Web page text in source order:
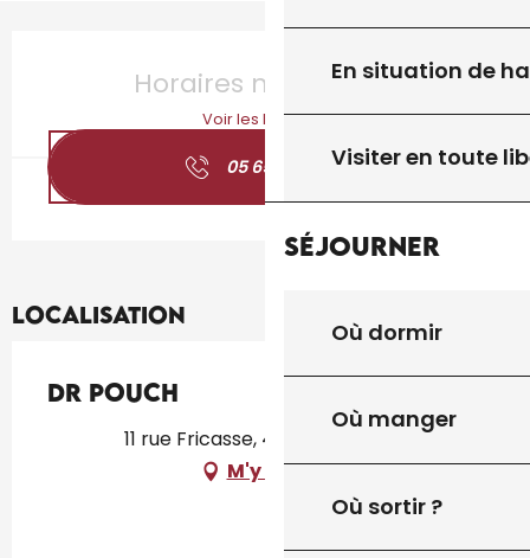
En situation de
Visiter en toute
Séjourner
Où dormir
Où manger
Où sortir ?
Horaires non définis
Voir les horaires
05 65 41 28 ▒▒
Localisation
Dr Pouch
11 rue Fricasse, 46300 Gourdon
M'y rendre